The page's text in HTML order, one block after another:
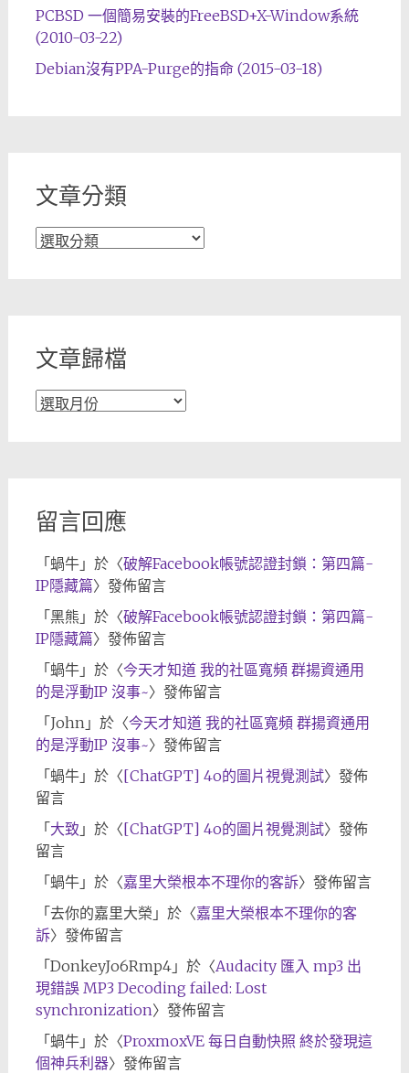
PCBSD 一個簡易安裝的FreeBSD+X-Window系統
(2010-03-22)
Debian沒有PPA-Purge的指命 (2015-03-18)
文章分類
文
文章歸檔
文
留言回應
「蝸牛」於〈破解Facebook帳號認證封鎖：第四篇-
IP隱藏篇〉發佈留言
「黑熊 」於〈破解Facebook帳號認證封鎖：第四篇-
IP隱藏篇〉發佈留言
「蝸牛」於〈今天才知道 我的社區寬頻 群揚資通用
的是浮動IP 沒事~〉發佈留言
「John 」於〈今天才知道 我的社區寬頻 群揚資通用
的是浮動IP 沒事~〉發佈留言
「蝸牛」於〈[ChatGPT] 4o的圖片視覺測試〉發佈
留言
「大致 」於〈[ChatGPT] 4o的圖片視覺測試〉發佈
留言
「蝸牛」於〈嘉里大榮根本不理你的客訴〉發佈留言
「去你的嘉里大榮 」於〈嘉里大榮根本不理你的客
訴〉發佈留言
「DonkeyJo6Rmp4」於〈Audacity 匯入 mp3 出
現錯誤 MP3 Decoding failed: Lost
synchronization〉發佈留言
「蝸牛」於〈ProxmoxVE 每日自動快照 終於發現這
個神兵利器〉發佈留言